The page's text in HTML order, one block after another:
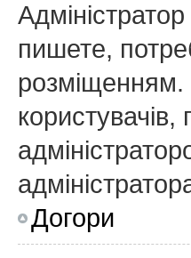
пишете,
розміщенням.
Догори